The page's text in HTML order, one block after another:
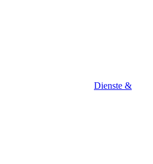
Dienste &